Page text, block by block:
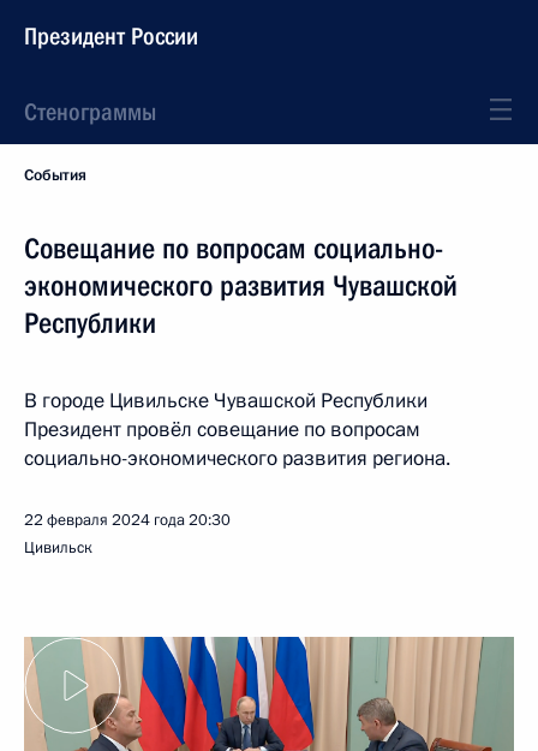
Президент России
Стенограммы
События
Совещание по вопросам социально-
экономического развития Чувашской
Республики
В городе Цивильске Чувашской Республики
Президент провёл совещание по вопросам
социально-экономического развития региона.
22 февраля 2024 года20:30
Цивильск